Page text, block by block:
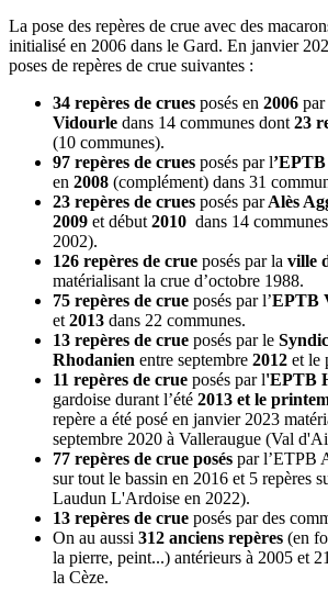
La pose des repères de crue avec des
initialisé en 2006 dans le Gard. En janvier
poses de repères de crue suivantes :
34 repères de crues posés en 2006 par
Vidourle dans 14 communes dont 23
(10 communes).
97 repères de crues posés par l
en 2008 (complément) dans 31
23 repères de crues posés parAlès
2009 et début 2010 dans 14
2002).
126 repères de crue posés par la ville
matérialisant la crue d’octobre 1988.
75 repères de crue posés par l’EPTB
et 2013 dans 22 communes.
13 repères de crue posés par le
Rhodanien entre septembre 2012 et le
11 repères de crue posés par l'EPTB
gardoise durant l’été 2013 et le
repère a été posé en janvier 2023
septembre 2020 à Valleraugue (Val
77 repères de crue posés par l’ETPB
sur tout le bassin en 2016 et 5 repères
Laudun L'Ardoise en 2022).
13 repères de crue posés par des
On au aussi 312 anciens repères (en
la pierre, peint...) antérieurs à 2005 et
la Cèze.